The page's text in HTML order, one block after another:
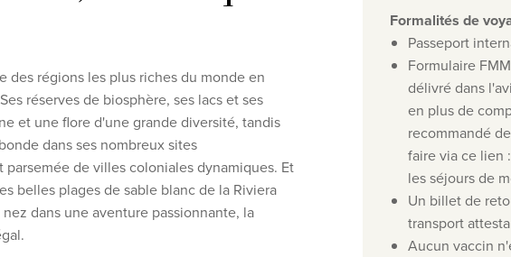
Clause de non-responsabilité en matière de protection de la vie privée
des régions les plus riches du monde en
réserves de biosphère, ses lacs et ses
et une flore d'une grande diversité, tandis
dans ses nombreux sites
de villes coloniales dynamiques. Et
belles plages de sable blanc de la Riviera
dans une aventure passionnante, la
Formalités de
Passeport
Formulaire
délivré dans
en plus de
recommandé
faire via ce lien :
les séjours de
Un billet de
transport
Aucun vaccin